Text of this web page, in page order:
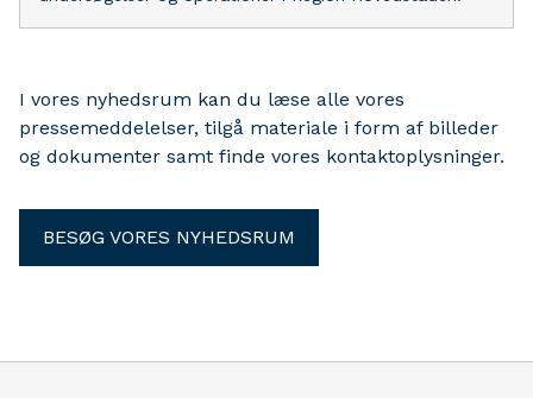
I vores nyhedsrum kan du læse alle vores
pressemeddelelser, tilgå materiale i form af billeder
og dokumenter samt finde vores kontaktoplysninger.
BESØG VORES NYHEDSRUM